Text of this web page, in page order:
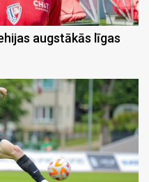
augstākās līgas